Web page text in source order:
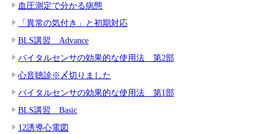
血圧測定で分かる病態
「異常の気付き」と初期対応
BLS講習 Advance
バイタルセンサの効果的な使用法 第2部
心音聴診※〆切りました
バイタルセンサの効果的な使用法 第1部
BLS講習 Basic
12誘導心電図